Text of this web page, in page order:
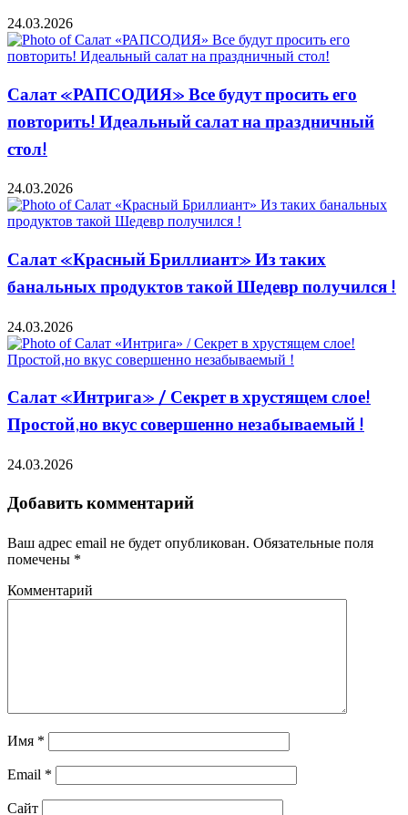
24.03.2026
Салат «РАПСОДИЯ» Все будут просить его
повторить! Идеальный салат на праздничный
стол!
24.03.2026
Салат «Красный Бриллиант» Из таких
банальных продуктов такой Шедевр получился !
24.03.2026
Салат «Интрига» / Секрет в хрустящем слое!
Простой,но вкус совершенно незабываемый !
24.03.2026
Добавить комментарий
Ваш адрес email не будет опубликован. Обязательные поля
помечены *
Комментарий
Имя *
Email *
Сайт